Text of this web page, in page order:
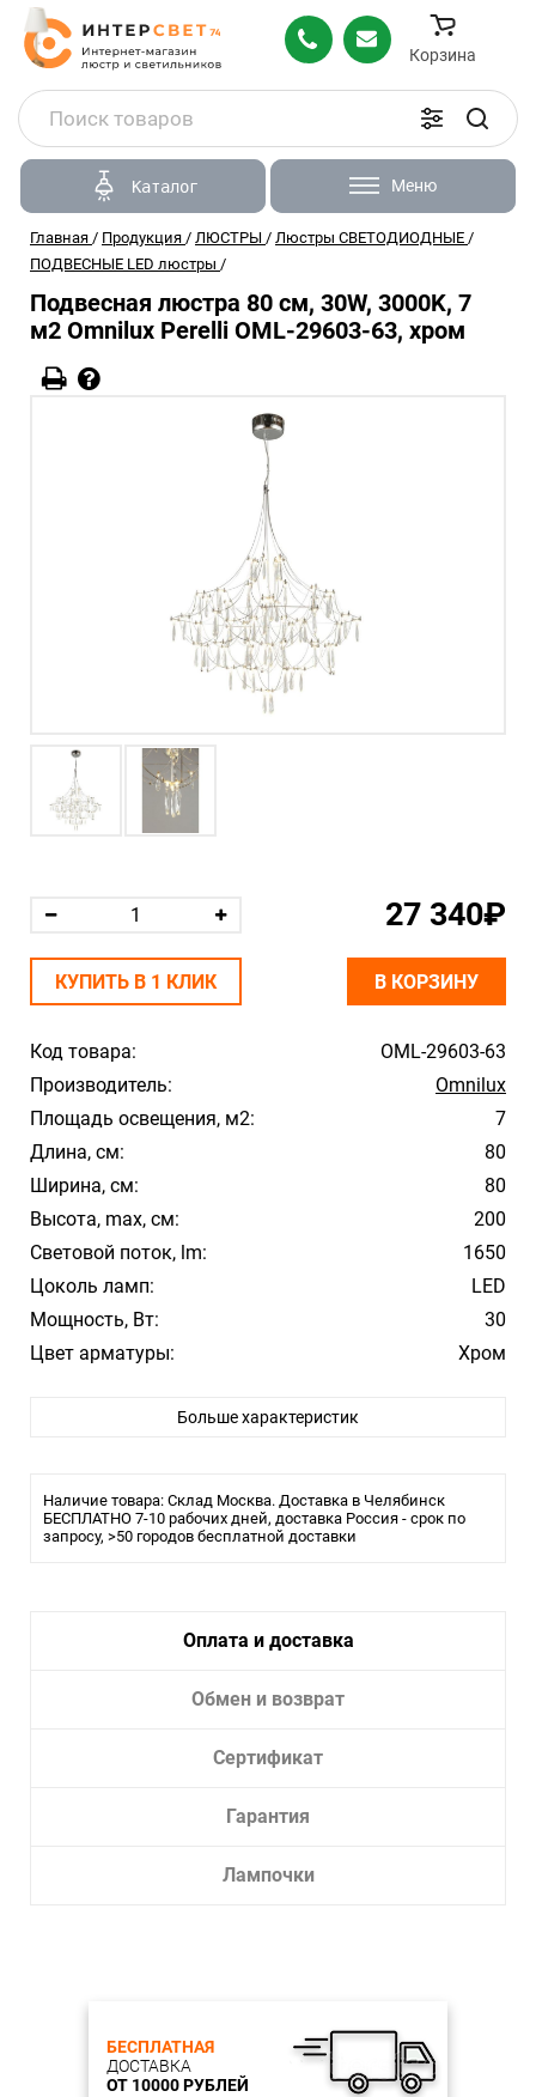
Корзина
Каталог Меню
Главная / Продукция / ЛЮСТРЫ / Люстры СВЕТОДИОДНЫЕ /
ПОДВЕСНЫЕ LED люстры /
Подвесная люстра 80 см, 30W, 3000K, 7
м2 Omnilux Perelli OML-29603-63, хром
Код товара:
OML-29603-63
Производитель:
Omnilux
Площадь освещения, м2:
7
Длина, см:
80
Ширина, см:
80
Высота, max, см:
200
Световой поток, lm:
1650
Цоколь ламп:
LED
Мощность, Вт:
30
Цвет арматуры:
Хром
Температура свечения:
Лампочки в комплекте:
Больше характеристик
Наличие товара: Склад Москва. Доставка в Челябинск
БЕСПЛАТНО 7-10 рабочих дней, доставка Россия - срок по
запросу, >50 городов бесплатной доставки
27 340₽
КУПИТЬ В 1 КЛИК В КОРЗИНУ
Оплата и доставка
Обмен и возврат
Сертификат
Гарантия
Лампочки
БЕСПЛАТНАЯ
ДОСТАВКА
ОТ 10000 РУБЛЕЙ